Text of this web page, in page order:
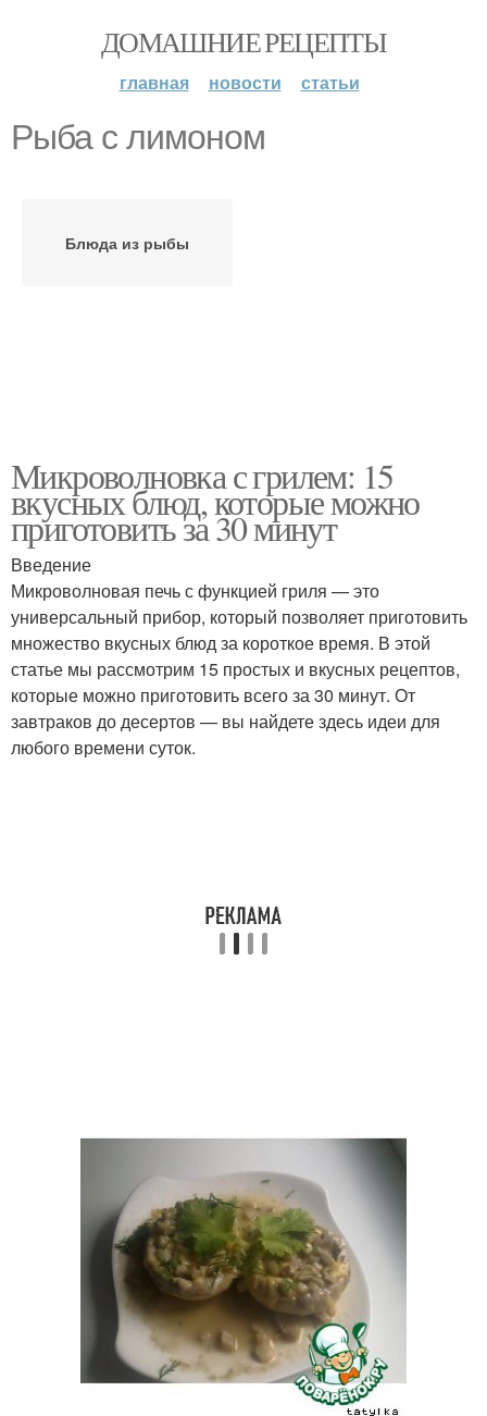
ДОМАШНИЕ РЕЦЕПТЫ
главная новости статьи
Рыба с лимоном
Блюда из рыбы
Микроволновка с грилем: 15
вкусных блюд, которые можно
приготовить за 30 минут
Введение
Микроволновая печь с функцией гриля — это
универсальный прибор, который позволяет приготовить
множество вкусных блюд за короткое время. В этой
статье мы рассмотрим 15 простых и вкусных рецептов,
которые можно приготовить всего за 30 минут. От
завтраков до десертов — вы найдете здесь идеи для
любого времени суток.